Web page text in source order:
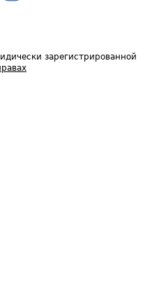
зарегистрированной